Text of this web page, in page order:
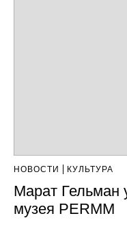
НОВОСТИ КУЛЬТУРА
Марат Гельман
музея PERMM